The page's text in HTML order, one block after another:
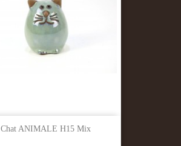
Chat ANIMALE H15 Mix